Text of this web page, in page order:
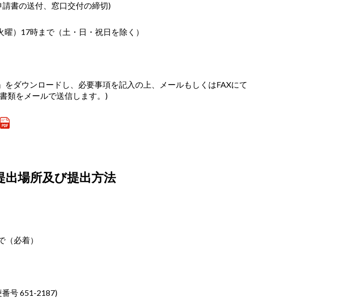
請書の送付、窓口交付の締切)
曜） 17時まで（土・日・祝日を除く）
をダウンロードし、必要事項を記入の上、メールもしくはFAXにて
類をメールで送信します。 )
出場所及び提出方法
（必着）
号 651-2187)